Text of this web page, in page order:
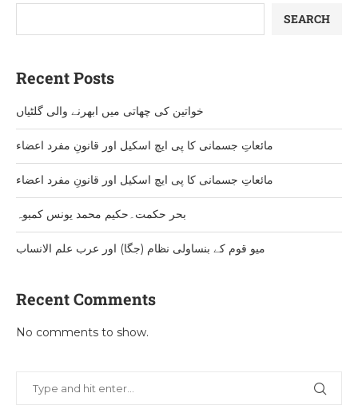
SEARCH
Recent Posts
خواتین کی چھاتی میں ابھرنے والی گلٹیاں
مائعاتِ جسمانی کا پی ایچ اسکیل اور قانونِ مفرد اعضاء
مائعاتِ جسمانی کا پی ایچ اسکیل اور قانونِ مفرد اعضاء
بحر حکمت۔حکیم محمد یونس کمبوہ
میو قوم کے بنساولی نظام (جگا) اور عرب علم الانساب
Recent Comments
No comments to show.